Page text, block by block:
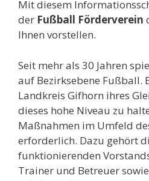
Mit diesem
der Fußball Förderverein
Ihnen vorstellen.
Seit mehr als 30 Jahren
auf Bezirksebene Fußball.
Landkreis Gifhorn ihres
dieses hohe Niveau zu
Maßnahmen im Umfeld
erforderlich. Dazu gehört
funktionierenden
Trainer und Betreuer